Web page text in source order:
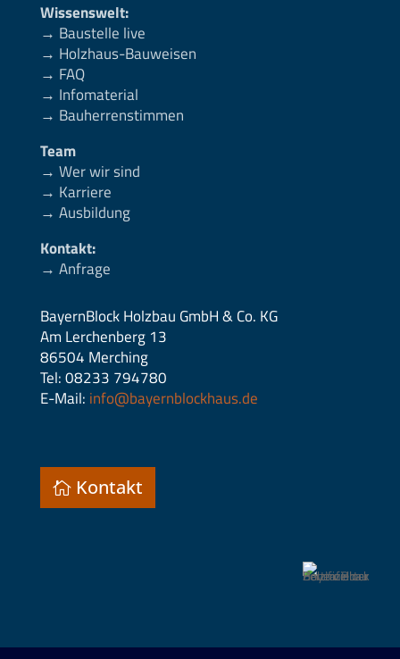
Wissenswelt:
→ Baustelle live
→ Holzhaus-Bauweisen
→ FAQ
→ Infomaterial
→ Bauherrenstimmen
Team
→ Wer wir sind
→ Karriere
→ Ausbildung
Kontakt:
→ Anfrage
BayernBlock Holzbau GmbH & Co. KG
Am Lerchenberg 13
86504 Merching
Tel: 08233 794780
E-Mail: info@bayernblockhaus.de
Kontakt